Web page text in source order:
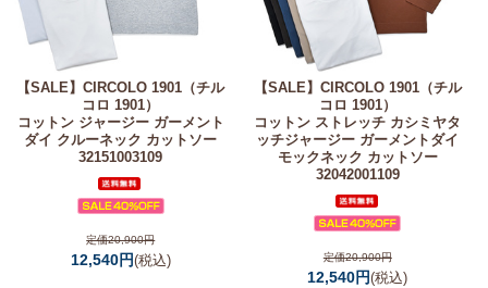
【SALE】CIRCOLO 1901（チル
コロ 1901）
コットン ジャージー ガーメント
ダイ クルーネック カットソー
32151003109
定価20,900円
12,540円(税込)
【SALE】 CIRCOLO 1901（チル
コロ 1901）
コットン ストレッチ カシミヤタ
ッチジャージー ガーメントダイ
モックネック カットソー
32042001109
定価20,900円
12,540円(税込)